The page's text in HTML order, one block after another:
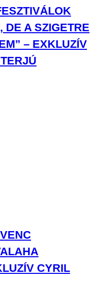
DE A SZIGETRE
– EXKLUZÍV
CYRIL